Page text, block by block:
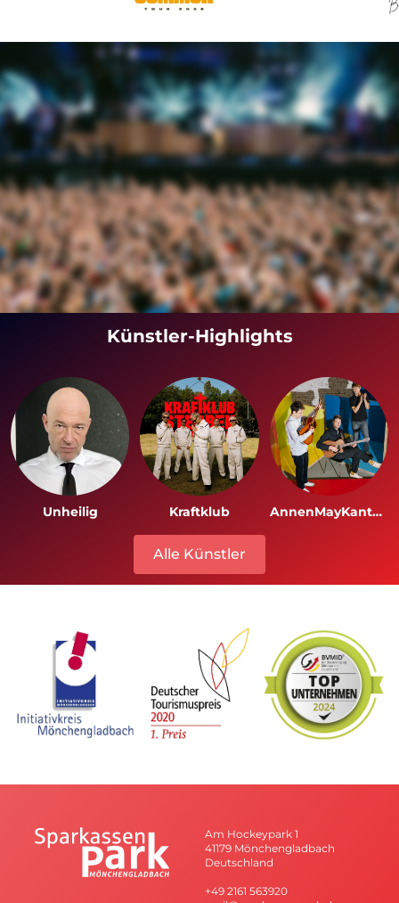
Künstler-Highlights
Unheilig Kraftklub AnnenMayKantereit
Alle Künstler
Am Hockeypark 1
41179 Mönchengladbach
Deutschland
+49 2161 563920